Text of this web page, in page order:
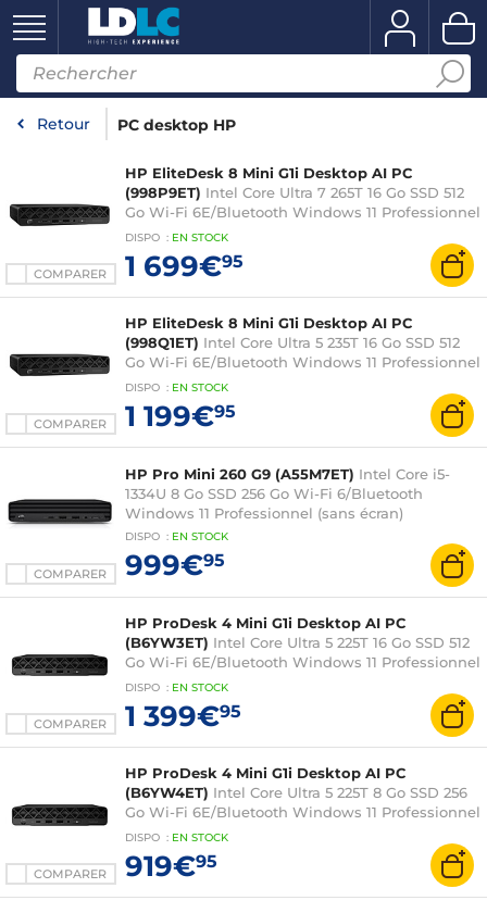
Retour PC desktop HP
COMPARER
HP EliteDesk 8 Mini G1i Desktop AI PC
(998P9ET) Intel Core Ultra 7 265T 16 Go SSD 512
Go Wi-Fi 6E/Bluetooth Windows 11 Professionnel
(sans écran)
DISPO : EN STOCK
1 699€95
COMPARER
HP EliteDesk 8 Mini G1i Desktop AI PC
(998Q1ET) Intel Core Ultra 5 235T 16 Go SSD 512
Go Wi-Fi 6E/Bluetooth Windows 11 Professionnel
(sans écran)
DISPO : EN STOCK
1 199€95
COMPARER
HP Pro Mini 260 G9 (A55M7ET) Intel Core i5-
1334U 8 Go SSD 256 Go Wi-Fi 6/Bluetooth
Windows 11 Professionnel (sans écran)
DISPO : EN STOCK
999€95
COMPARER
HP ProDesk 4 Mini G1i Desktop AI PC
(B6YW3ET) Intel Core Ultra 5 225T 16 Go SSD 512
Go Wi-Fi 6E/Bluetooth Windows 11 Professionnel
(sans écran)
DISPO : EN STOCK
1 399€95
COMPARER
HP ProDesk 4 Mini G1i Desktop AI PC
(B6YW4ET) Intel Core Ultra 5 225T 8 Go SSD 256
Go Wi-Fi 6E/Bluetooth Windows 11 Professionnel
(sans écran)
DISPO : EN STOCK
919€95